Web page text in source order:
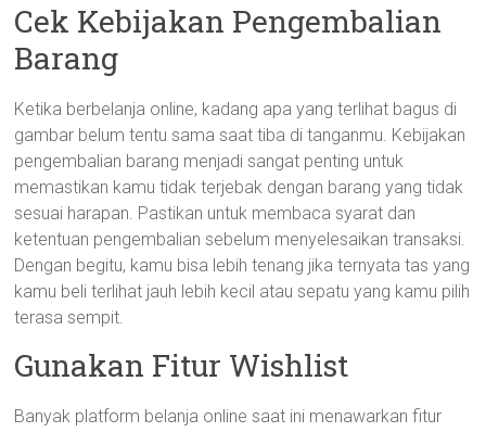
Cek Kebijakan Pengembalian
Barang
Ketika berbelanja online, kadang apa yang terlihat bagus di
gambar belum tentu sama saat tiba di tanganmu. Kebijakan
pengembalian barang menjadi sangat penting untuk
memastikan kamu tidak terjebak dengan barang yang tidak
sesuai harapan. Pastikan untuk membaca syarat dan
ketentuan pengembalian sebelum menyelesaikan transaksi.
Dengan begitu, kamu bisa lebih tenang jika ternyata tas yang
kamu beli terlihat jauh lebih kecil atau sepatu yang kamu pilih
terasa sempit.
Gunakan Fitur Wishlist
Banyak platform belanja online saat ini menawarkan fitur